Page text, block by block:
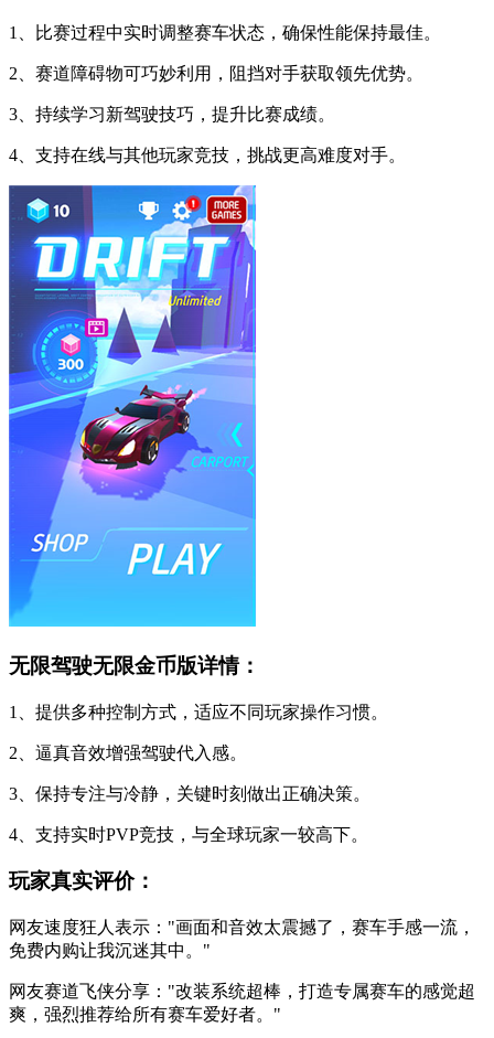
1、比赛过程中实时调整赛车状态，确保性能保持最佳。
2、赛道障碍物可巧妙利用，阻挡对手获取领先优势。
3、持续学习新驾驶技巧，提升比赛成绩。
4、支持在线与其他玩家竞技，挑战更高难度对手。
无限驾驶无限金币版详情：
1、提供多种控制方式，适应不同玩家操作习惯。
2、逼真音效增强驾驶代入感。
3、保持专注与冷静，关键时刻做出正确决策。
4、支持实时PVP竞技，与全球玩家一较高下。
玩家真实评价：
网友速度狂人表示："画面和音效太震撼了，赛车手感一流，
免费内购让我沉迷其中。"
网友赛道飞侠分享："改装系统超棒，打造专属赛车的感觉超
爽，强烈推荐给所有赛车爱好者。"